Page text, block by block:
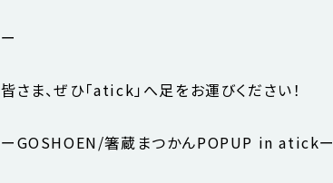
ー
皆さま、ぜひ「atick」へ足をお運びください！
ーGOSHOEN/箸蔵まつかんPOPUP in atickー